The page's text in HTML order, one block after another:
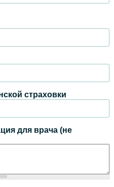
страховки
для врача (не